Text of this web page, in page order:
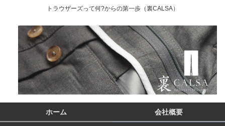
トラウザーズって何?からの第一歩（裏CALSA）
ホーム 会社概要